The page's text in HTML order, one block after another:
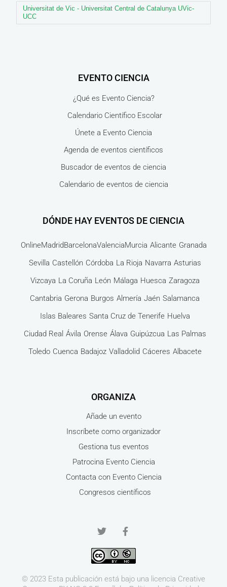
Universitat de Vic - Universitat Central de Catalunya UVic-
UCC
EVENTO CIENCIA
¿Qué es Evento Ciencia?
Calendario Científico Escolar
Únete a Evento Ciencia
Agenda de eventos científicos
Buscador de eventos de ciencia
Calendario de eventos de ciencia
DÓNDE HAY EVENTOS DE CIENCIA
OnlineMadridBarcelonaValenciaMurcia Alicante Granada
Sevilla Castellón Córdoba La Rioja Navarra Asturias
Vizcaya La Coruña León Málaga Huesca Zaragoza
Cantabria Gerona Burgos Almería Jaén Salamanca
Islas Baleares Santa Cruz de Tenerife Huelva
Ciudad Real Ávila Orense Álava Guipúzcua Las Palmas
Toledo Cuenca Badajoz Valladolid Cáceres Albacete
ORGANIZA
Añade un evento
Inscríbete como organizador
Gestiona tus eventos
Patrocina Evento Ciencia
Contacta con Evento Ciencia
Congresos científicos
© 2023 Esta publicación está bajo una licencia Creative